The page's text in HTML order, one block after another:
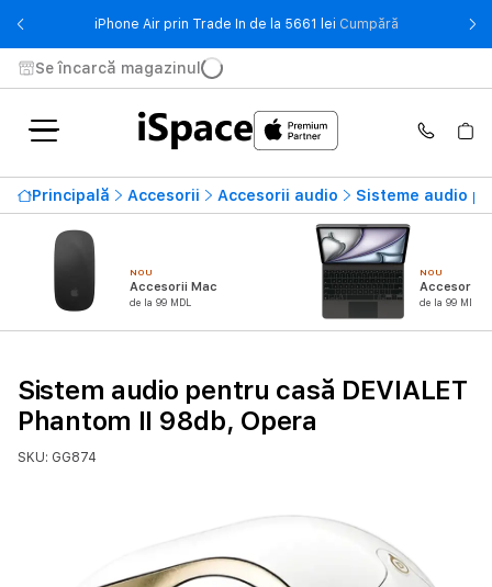
iPhone Air prin Trade In de la 5661 lei Cumpără- iPhone Air
Se încarcă magazinul
Principală Accesorii Accesorii audio Sisteme audio
NOU
Accesorii Mac
de la 99 MDL
NOU
Accesorii
de la 99 MDL
Sistem audio pentru casă DEVIALET
Phantom II 98db, Opera
SKU: GG874